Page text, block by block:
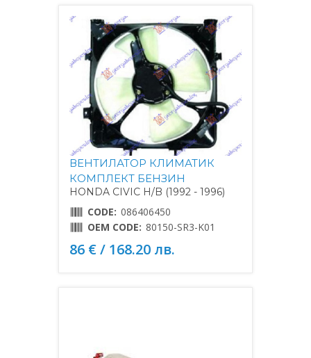
ВЕНТИЛАТОР КЛИМАТИК
КОМПЛЕКТ БЕНЗИН
HONDA CIVIC H/B (1992 - 1996)
CODE: 086406450
OEM CODE: 80150-SR3-K01
86 € / 168.20 лв.